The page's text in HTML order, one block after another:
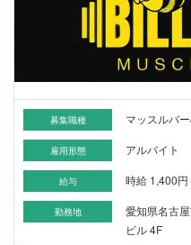
募集職種 マッスルバ
雇用形態 アルバイト
給与 時給 1,400
勤務地
愛知県名古
ビル 4F